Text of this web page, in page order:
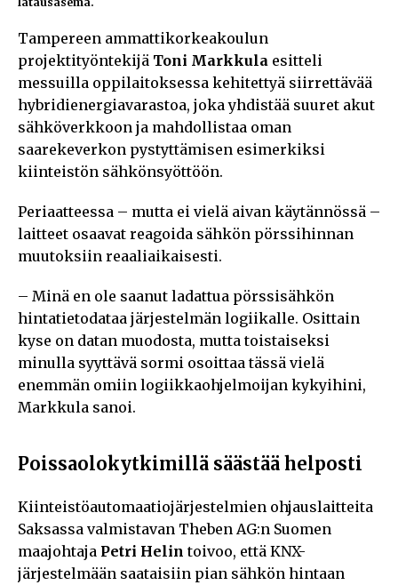
Tampereen ammattikorkeakoulun
projektityöntekijä Toni Markkula esitteli
messuilla oppilaitoksessa kehitettyä siirrettävää
hybridienergiavarastoa, joka yhdistää suuret akut
sähköverkkoon ja mahdollistaa oman
saarekeverkon pystyttämisen esimerkiksi
kiinteistön sähkönsyöttöön.
Periaatteessa – mutta ei vielä aivan käytännössä –
laitteet osaavat reagoida sähkön pörssihinnan
muutoksiin reaaliaikaisesti.
– Minä en ole saanut ladattua pörssisähkön
hintatietodataa järjestelmän logiikalle. Osittain
kyse on datan muodosta, mutta toistaiseksi
minulla syyttävä sormi osoittaa tässä vielä
enemmän omiin logiikkaohjelmoijan kykyihini,
Markkula sanoi.
Poissaolokytkimillä säästää helposti
Kiinteistöautomaatiojärjestelmien ohjauslaitteita
Saksassa valmistavan Theben AG:n Suomen
maajohtaja Petri Helintoivoo, että KNX-
järjestelmään saataisiin pian sähkön hintaan